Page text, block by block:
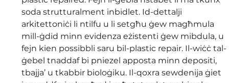
soda strutturalment inbidlet. Id-dettalji
arkitettoniċi li ntilfu u li setgħu ġew magħmula
mill-ġdid minn evidenza eżistenti ġew mibdula, u
fejn kien possibbli saru bil-plastic repair. Il-wiċċ tal-
ġebel tnaddaf bi pniezel apposta minn depositi,
tbajja’ u tkabbir bioloġiku. Il-qoxra sewdenija ġiet